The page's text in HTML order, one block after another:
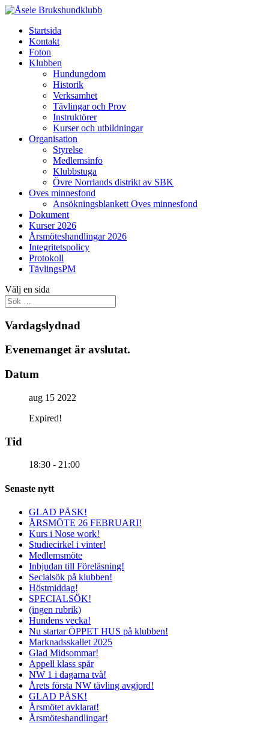
Startsida
Kontakt
Foton
Klubben
Hundungdom
Historik
Verksamhet
Tävlingar och Prov
Instruktörer
Kurser och utbildningar
Organisation
Styrelse
Medlemsinfo
Klubbstuga
Övre Norrlands distrikt av SBK
Oves minnesfond
Ansökningsblankett Oves minnesfond
Dokument
Kurser 2026
Årsmöteshandlingar 2026
Integritetspolicy
Protokoll
TävlingsPM
Välj en sida
Vardagslydnad
Evenemanget är avslutat.
Datum
aug 15 2022
Expired!
Tid
18:30 - 21:00
Senaste nytt
GLAD PÅSK!
ÅRSMÖTE 26 FEBRUARI!
Kurs i Nose work!
Studiecirkel i vinter!
Medlemsmöte
Inbjudan till Föreläsning!
Secialsök på klubben!
Höstmiddag!
SPECIALSÖK!
(ingen rubrik)
Hundens vecka!
Nu startar ÖPPET HUS på klubben!
Marknadsskallet 2025
Glad Midsommar!
Appell klass spår
NW 1 i dagarna två!
Årets första NW tävling avgjord!
GLAD PÅSK!
Årsmötet avklarat!
Årsmöteshandlingar!